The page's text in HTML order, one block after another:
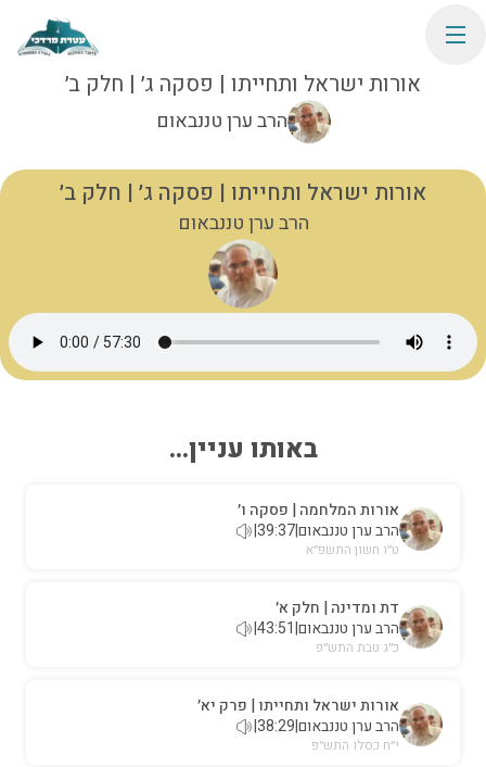
אורות ישראל ותחייתו | פסקה ג׳ | חלק ב׳
הרב ערן טננבאום
אורות ישראל ותחייתו | פסקה ג׳ | חלק ב׳
הרב ערן טננבאום
באותו עניין...
אורות המלחמה | פסקה ו׳
הרב ערן טננבאום|
39:37
|
ט״ו חשון התשפ״א
דת ומדינה | חלק א׳
הרב ערן טננבאום|
43:51
|
כ״ג טבת התש״פ
אורות ישראל ותחייתו | פרק יא׳
הרב ערן טננבאום|
38:29
|
י״ח כסלו התש״פ